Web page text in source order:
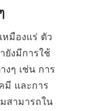
หมืองแร่ ตัว
ยังมีการใช้
งๆ เช่น การ
มี และการ
สามารถใน